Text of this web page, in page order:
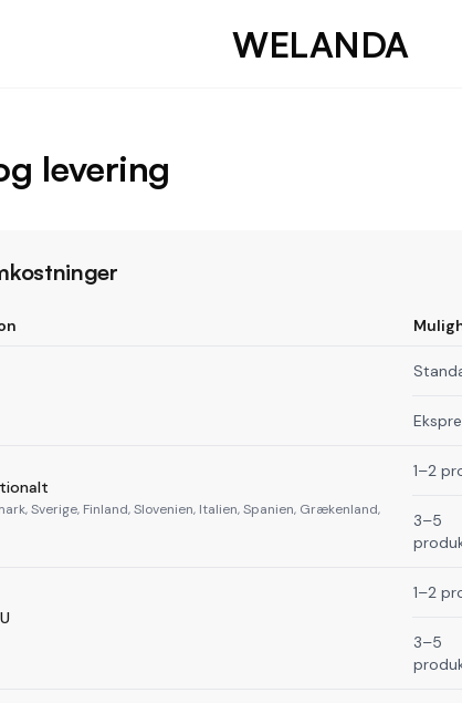
WELANDA
levering
Sverige, Finland, Slovenien, Italien, Spanien, Grækenland,
1–2
3–5
1–2
3–5